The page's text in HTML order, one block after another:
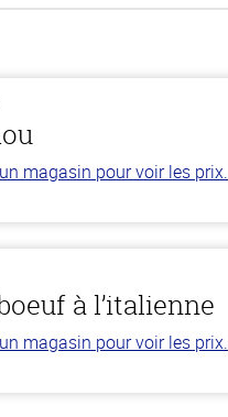
magasin pour voir les prix.
à l’italienne
magasin pour voir les prix.